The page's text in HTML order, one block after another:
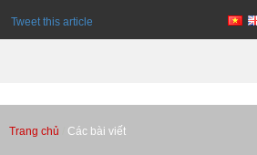
Tweet this article
Trang chủ Các bài viết